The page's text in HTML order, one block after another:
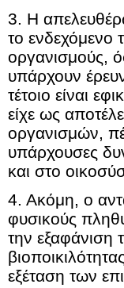
3. Η
το ενδεχόμενο
οργανισμούς,
υπάρχουν
τέτοιο είναι
είχε ως
οργανισμών,
υπάρχουσες
και στο
4. Ακόμη, ο
φυσικούς
την εξαφάνιση
εξέταση των